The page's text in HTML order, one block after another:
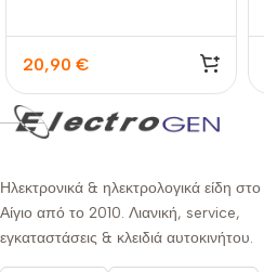
20,90 €
Ηλεκτρονικά & ηλεκτρολογικά είδη στο
Αίγιο από το 2010. Λιανική, service,
εγκαταστάσεις & κλειδιά αυτοκινήτου.